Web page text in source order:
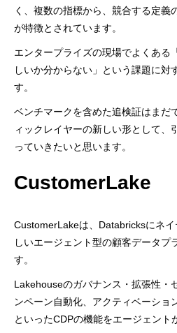
く、複数の指標から、競合する定義
が特徴とされています。
エンタープライズの現場でよくある
しいか分からない」という課題に対
す。
ベンチマークを含めた追検証はまだ
ィックレイヤーの新しい形として、
っていきたいと思います。
CustomerLake
CustomerLakeは、Databricksにネ
しいエージェント型の顧客データプ
す。
Lakehouseのガバナンス・拡張性・
ンペーン自動化、アクティベーショ
といったCDPの機能をエージェント